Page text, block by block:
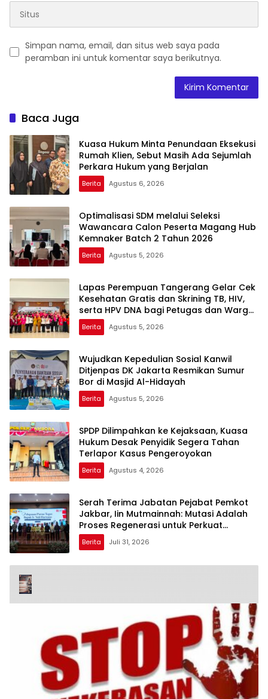
Simpan nama, email, dan situs web saya pada
peramban ini untuk komentar saya berikutnya.
Baca Juga
Kuasa Hukum Minta Penundaan Eksekusi
Rumah Klien, Sebut Masih Ada Sejumlah
Perkara Hukum yang Berjalan
Berita Agustus 6, 2026
Optimalisasi SDM melalui Seleksi
Wawancara Calon Peserta Magang Hub
Kemnaker Batch 2 Tahun 2026
Berita Agustus 5, 2026
Lapas Perempuan Tangerang Gelar Cek
Kesehatan Gratis dan Skrining TB, HIV,
serta HPV DNA bagi Petugas dan Warga
Binaan
Berita Agustus 5, 2026
Wujudkan Kepedulian Sosial Kanwil
Ditjenpas DK Jakarta Resmikan Sumur
Bor di Masjid Al-Hidayah
Berita Agustus 5, 2026
SPDP Dilimpahkan ke Kejaksaan, Kuasa
Hukum Desak Penyidik Segera Tahan
Terlapor Kasus Pengeroyokan
Berita Agustus 4, 2026
Serah Terima Jabatan Pejabat Pemkot
Jakbar, Iin Mutmainnah: Mutasi Adalah
Proses Regenerasi untuk Perkuat
Pelayanan Publik
Berita Juli 31, 2026